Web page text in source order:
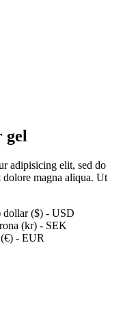
gel
adipisicing elit, sed do
magna aliqua. Ut
dollar ($) - USD
(kr) - SEK
- EUR